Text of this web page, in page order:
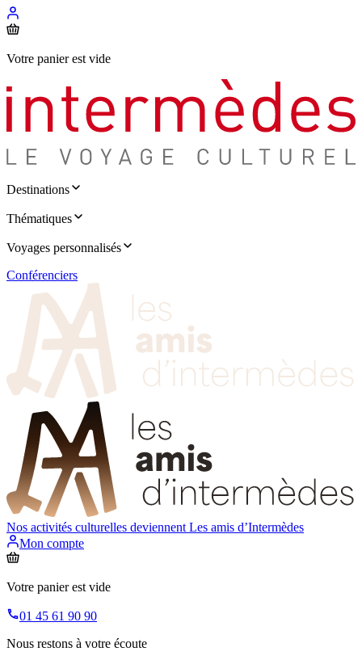
Votre panier est vide
Destinations
Thématiques
Voyages personnalisés
Conférenciers
Nos activités culturelles deviennent Les amis d’Intermèdes
Mon compte
Votre panier est vide
01 45 61 90 90
Nous restons à votre écoute